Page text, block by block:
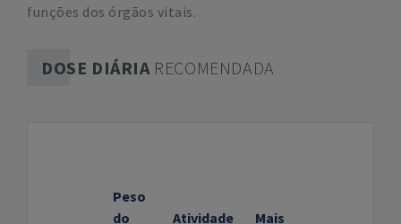
funções dos órgãos vitais.
DOSE DIÁRIARECOMENDADA
Peso
do
Atividade
Mais